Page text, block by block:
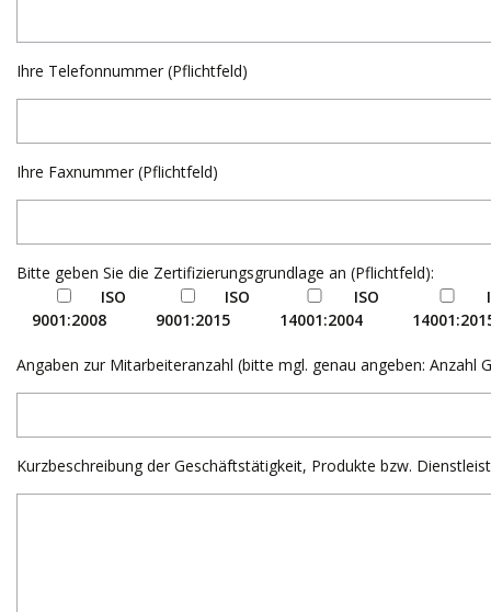
Ihre Telefonnummer (Pflichtfeld)
Ihre Faxnummer (Pflichtfeld)
Bitte geben Sie die Zertifizierungsgrundlage an (Pflichtfeld):
ISO
9001:2008
ISO
9001:2015
ISO
14001:2004
Angaben zur Mitarbeiteranzahl (bitte mgl. genau angeben:
Kurzbeschreibung der Geschäftstätigkeit, Produkte bzw.